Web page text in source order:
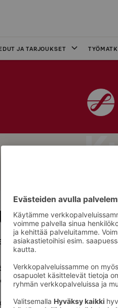
JA TARJOUKSET
kätevästi hotellin omalla
kuntosalin käyttö
Kuntosali löytyy
laitteet: kuntopyörä,